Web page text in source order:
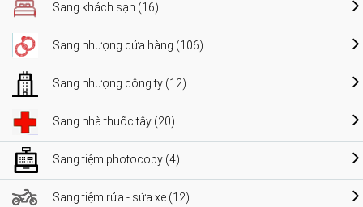
Sang khách sạn (16)
Sang nhượng cửa hàng (106)
Sang nhượng công ty (12)
Sang nhà thuốc tây (20)
Sang tiệm photocopy (4)
Sang tiệm rửa - sửa xe (12)